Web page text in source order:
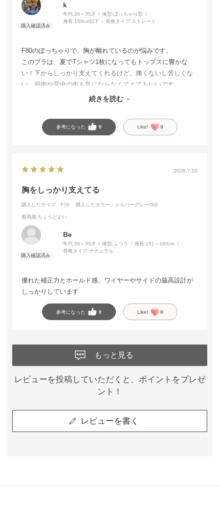
k
年代:26～35才 体型:ぽっちゃり型
身長:150cm以下 骨格タイプ: ストレート
F80のぽっちゃりで、胸が離れているのが悩みです。
このブラは、夏でTシャツ1枚になってもトップスに響かな
い！下からしっかり支えてくれるけど、痛くないし苦しくな
い。脇肉や背中の肉も気にならなくてとてもいいです。
ワイヤー入りにしてはとても楽です。補正もしてくれてとて
続きを読む
参考になった 0 Like! 0
2026.7.10
胸をしっかり支えてる
購入したサイズ：F70 購入したカラー：シルバーグレー/SG
着用感:ちょうどよい
Be
年代:26～35才 体型:ふつう 身長:151～160cm
骨格タイプ:ナチュラル
優れた補正力とホールド感、ワイヤーやサイドの脇高設計が
しっかりしています
参考になった 0 Like! 0
もっと見る
レビューを投稿していただくと、ポイントをプレゼ
ント！
レビューを書く